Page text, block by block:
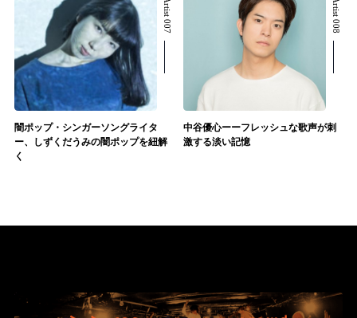
闇ポップ・シンガーソングライタ
ー、しずくだうみの闇ポップを紐解
く
中谷優心ーーフレッシュな歌声が刺
激する淡い記憶